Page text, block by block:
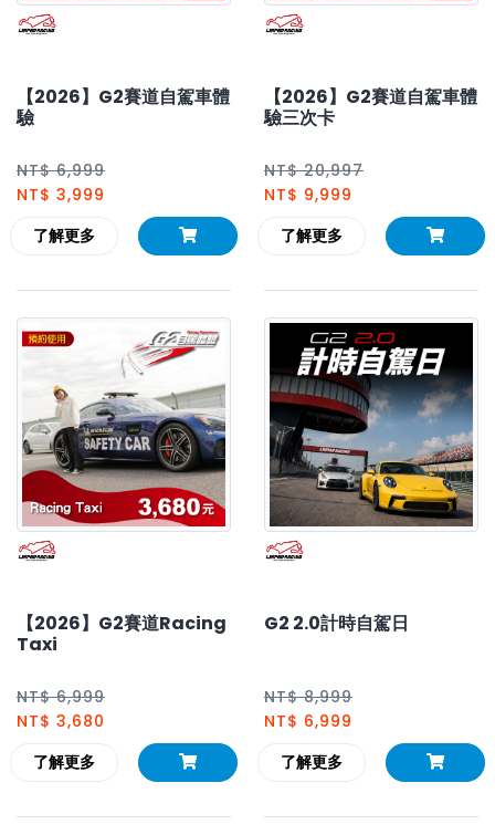
【2026】G2賽道自駕車體
驗
NT$ 6,999
NT$ 3,999
了解更多
【2026】G2賽道自駕車體
驗三次卡
NT$ 20,997
NT$ 9,999
了解更多
【2026】G2賽道Racing
Taxi
NT$ 6,999
NT$ 3,680
了解更多
G2 2.0計時自駕日
NT$ 8,999
NT$ 6,999
了解更多